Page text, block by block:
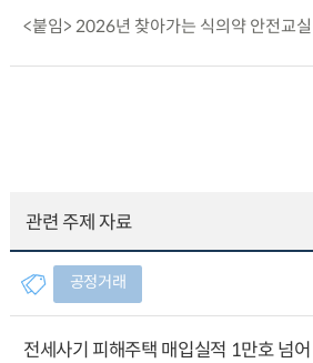
<붙임> 2026년 찾아가는 식의약 안전교
관련 주제 자료
공정거래
전세사기 피해주택 매입실적 1만호 넘어